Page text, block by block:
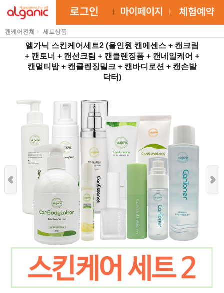
캔케어전체 세트상품
엘가닉 스킨케어세트2 (올인원 캔에센스 + 캔크림
+ 캔토너 + 캔선크림 + 캔클렌징폼 + 캔네일케어 +
캔멀티밤 + 캔클렌징밀크 + 캔바디로션 + 캔손발
닥터)